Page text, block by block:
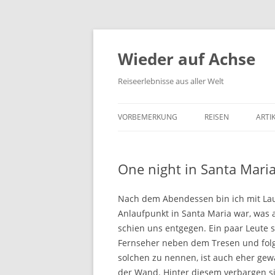
Wieder auf Achse
Reiseerlebnisse aus aller Welt
VORBEMERKUNG REISEN
One night in Santa
Nach dem Abendessen bin ich mit
Anlaufpunkt in Santa Maria war, was
schien uns entgegen. Ein paar Leute
Fernseher neben dem Tresen und
solchen zu nennen, ist auch eher
der Wand. Hinter diesem verbargen